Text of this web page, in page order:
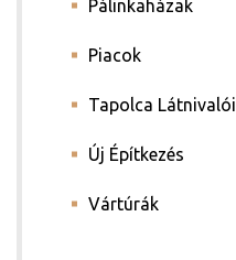
Pálinkaházak
Piacok
Tapolca Látnivalói
Új Építkezés
Vártúrák